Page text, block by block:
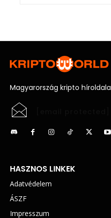
Magyarország kripto híroldala
HASZNOS LINKEK
Adatvédelem
ÁSZF
Impresszum